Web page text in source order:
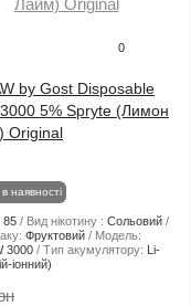
0
by Gost Disposable
5% Spryte (Лимон
Original
наявності
85 Вид нікотину : Сольовий
Фруктовий
Модель:
3000
Тип акумулятору: Li-
іонний)